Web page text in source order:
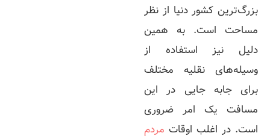
بزرگ‌ترین کشور دنیا از نظر
مساحت است. به همین
دلیل نیز استفاده از
وسیله‌های نقلیه مختلف
برای جابه جایی در این
مسافت یک امر ضروری
است. در اغلب اوقات مردم